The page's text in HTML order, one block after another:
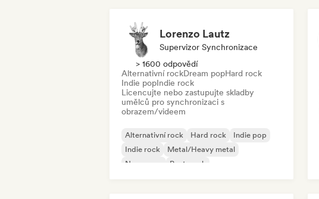
Lorenzo Lautz
Supervizor Synchronizace
> 1600 odpovědí
Alternativní rockDream popHard rock
Indie popIndie rock
Licencujte nebo zastupujte skladby
umělců pro synchronizaci s
obrazem/videem
Alternativní rock Hard rock
Indie pop
Indie rock
Metal/Heavy metal
New wave
Post-punk